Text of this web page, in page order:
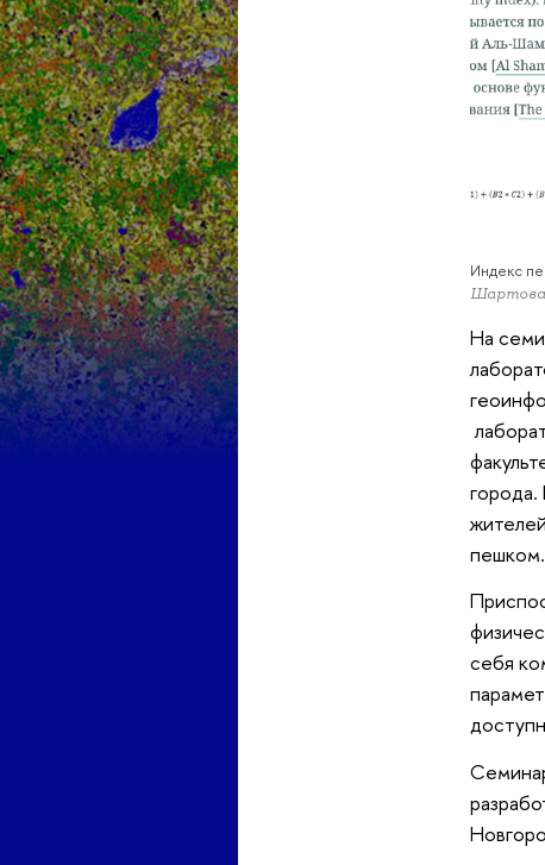
Индекс
Шартова
На
пешком.
себя